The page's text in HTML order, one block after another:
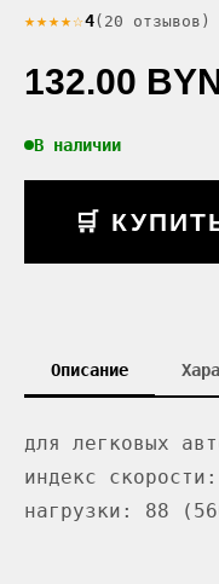
★★★★☆4(20 отзывов)
132.00
В наличии
🛒
Описание
для легковых
индекс
нагрузки: 88